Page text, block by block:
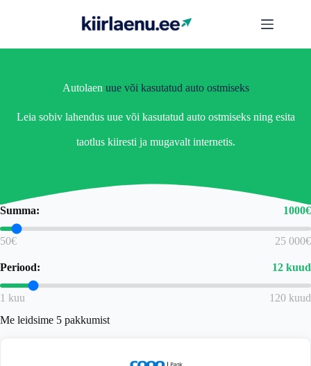
Autolaen uue või kasutatud auto ostmiseks
Leia sobiv lahendus uue või kasutatud auto ostmiseks ning esita
taotlus kiiresti ja mugavalt internetis.
Summa: 1000€
50€ 25 000€
Periood: 12 kuud
1 kuu
120 kuud
Me leidsime 5 pakkumist